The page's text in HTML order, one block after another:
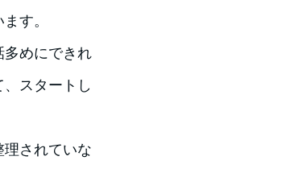
す。
多めにできれ
、スタートし
されていな